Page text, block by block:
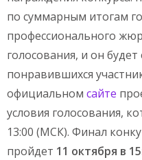
по суммарным итогам
профессионального
голосования, и он
понравившихся
официальном сайте
условия голосования,
13:00 (МСК). Финал
пройдет 11 октября в